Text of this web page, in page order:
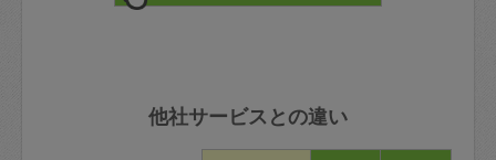
他社サービスとの違い